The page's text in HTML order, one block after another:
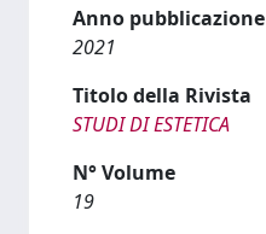
Anno pubblicazione
2021
Titolo della Rivista
STUDI DI ESTETICA
N° Volume
19